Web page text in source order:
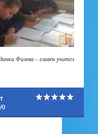
Филева – главен учител
/0